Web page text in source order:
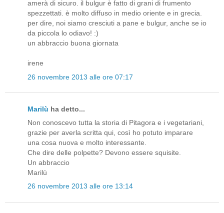
amerà di sicuro. il bulgur è fatto di grani di frumento
spezzettati. è molto diffuso in medio oriente e in grecia.
per dire, noi siamo cresciuti a pane e bulgur, anche se io
da piccola lo odiavo! :)
un abbraccio buona giornata
irene
26 novembre 2013 alle ore 07:17
Marilù ha detto...
Non conoscevo tutta la storia di Pitagora e i vegetariani,
grazie per averla scritta qui, così ho potuto imparare
una cosa nuova e molto interessante.
Che dire delle polpette? Devono essere squisite.
Un abbraccio
Marilù
26 novembre 2013 alle ore 13:14